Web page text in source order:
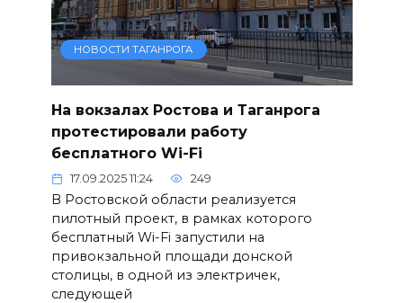
НОВОСТИ ТАГАНРОГА
На вокзалах Ростова и Таганрога
протестировали работу
бесплатного Wi-Fi
17.09.2025 11:24 249
В Ростовской области реализуется
пилотный проект, в рамках которого
бесплатный Wi-Fi запустили на
привокзальной площади донской
столицы, в одной из электричек,
следующей